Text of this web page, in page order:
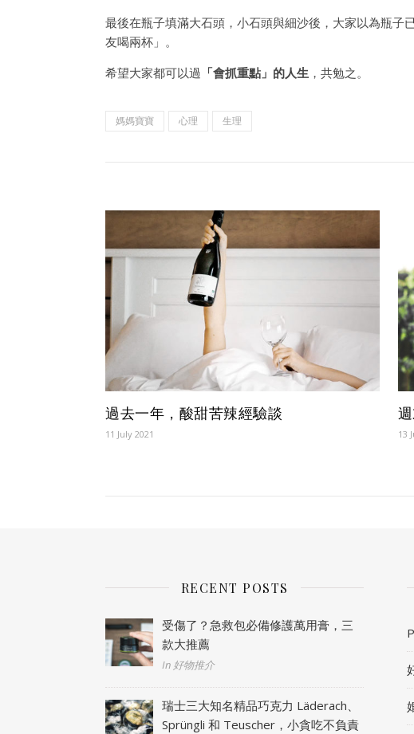
最後在瓶子填滿大石頭，小石頭與細沙後，大家以為瓶
友喝兩杯」。
希望大家都可以過 「會抓重點」的人生 ，共勉之。
媽媽寶寶 心理 生理
過去一年，酸甜苦辣經驗談
11 July 2021 13
RECENT POSTS
受傷了？急救包必備修護萬用膏，三
款大推薦
In 好物推介
瑞士三大知名精品巧克力 Läderach、
Sprüngli 和 Teuscher，小貪吃不負責